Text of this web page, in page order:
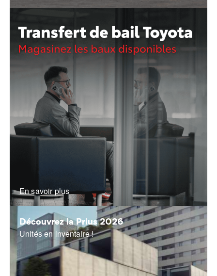
En savoir plus
Découvrez la Prius 2026
Unités en inventaire !